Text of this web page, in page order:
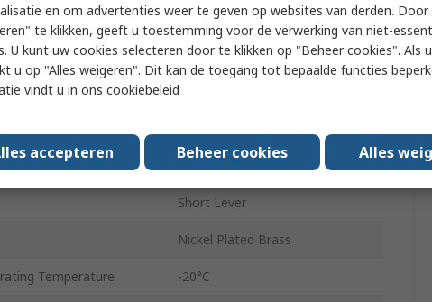
Blow Gun
1/4 in
16bar
Temperature
Short Lever
Nickel Plated Brass
Temperature -20°C
en om advertenties weer te geven op websites van derden. Door
te klikken, geeft u toestemming voor de verwerking van niet-
U kunt uw cookies selecteren door te klikken op "Beheer cookies". Als
u op "Alles weigeren". Dit kan de toegang tot bepaalde functies
vindt u in ons cookiebeleid
accepteren Beheer cookies Alles